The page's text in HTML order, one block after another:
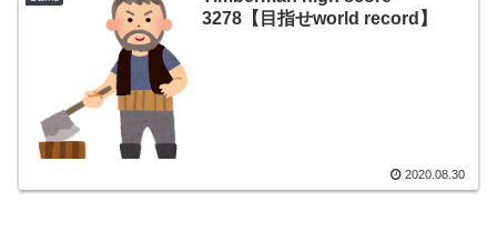
3278【目指せworld record】
2020.08.30